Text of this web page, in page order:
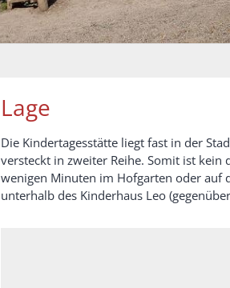
Lage
Die Kindertagesstätte liegt fast in der
versteckt in zweiter Reihe. Somit ist
wenigen Minuten im Hofgarten oder auf
unterhalb des Kinderhaus Leo